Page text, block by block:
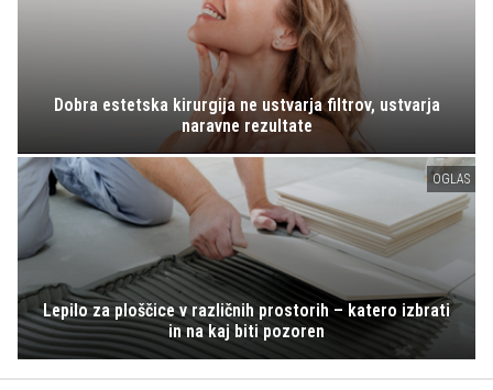
Dobra estetska kirurgija ne ustvarja filtrov, ustvarja
naravne rezultate
OGLAS
Lepilo za ploščice v različnih prostorih – katero izbrati
in na kaj biti pozoren